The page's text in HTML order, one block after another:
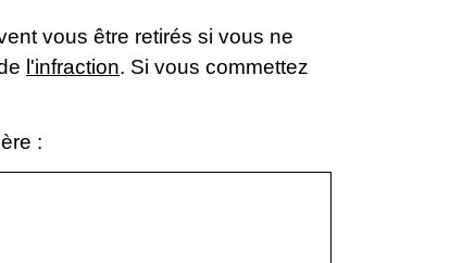
vous être retirés si vous ne
l'infraction. Si vous commettez
: